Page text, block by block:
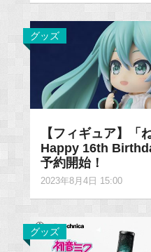
グッズ
【フィギュア】「
Happy 16th
予約開始！
2023年8月4日 15:00
グッズ